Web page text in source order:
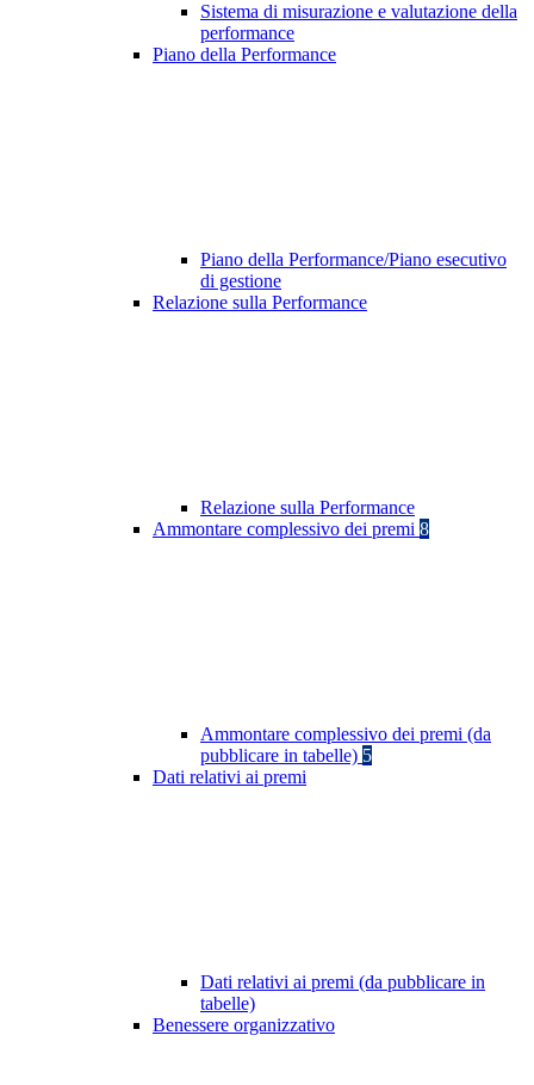
Sistema di misurazione e valutazione della
performance
Piano della Performance
Piano della Performance/Piano esecutivo
di gestione
Relazione sulla Performance
Relazione sulla Performance
Ammontare complessivo dei premi 8
Ammontare complessivo dei premi (da
pubblicare in tabelle) 5
Dati relativi ai premi
Dati relativi ai premi (da pubblicare in
tabelle)
Benessere organizzativo